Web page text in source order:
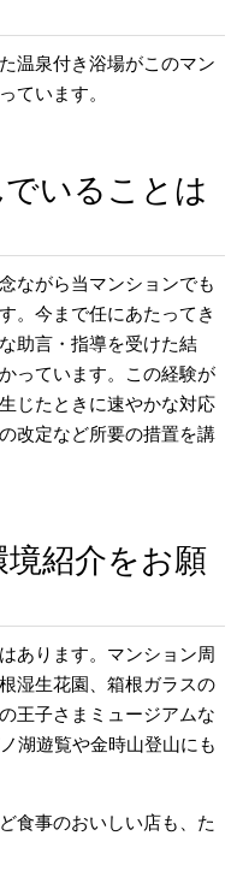
温泉付き浴場がこのマン
ています。
いることは
ながら当マンションでも
。今まで任にあたってき
助言・指導を受けた結
っています。この経験が
じたときに速やかな対応
改定など所要の措置を講
紹介をお願
あります。マンション周
湿生花園、箱根ガラスの
王子さまミュージアムな
湖遊覧や金時山登山にも
食事のおいしい店も、た